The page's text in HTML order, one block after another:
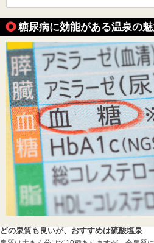
糖尿病に効能がある温泉の
どの泉質も良いが、おすすめは硫酸塩泉